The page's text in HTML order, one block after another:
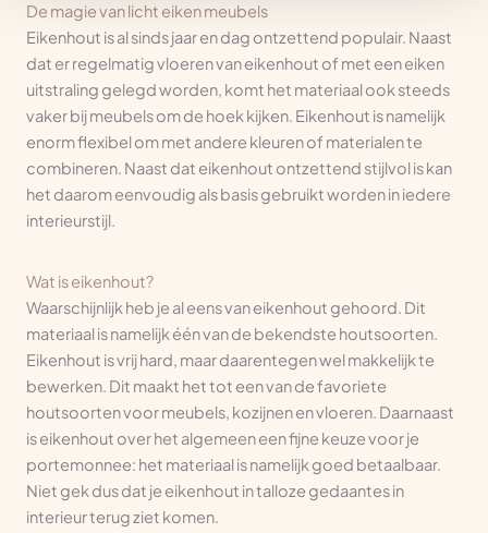
De magie van licht eiken meubels
Eikenhout is al sinds jaar en dag ontzettend populair. Naast
dat er regelmatig vloeren van eikenhout of met een eiken
uitstraling gelegd worden, komt het materiaal ook steeds
vaker bij meubels om de hoek kijken. Eikenhout is namelijk
enorm flexibel om met andere kleuren of materialen te
combineren. Naast dat eikenhout ontzettend stijlvol is kan
het daarom eenvoudig als basis gebruikt worden in iedere
interieurstijl.
Wat is eikenhout?
Waarschijnlijk heb je al eens van eikenhout gehoord. Dit
materiaal is namelijk één van de bekendste houtsoorten.
Eikenhout is vrij hard, maar daarentegen wel makkelijk te
bewerken. Dit maakt het tot een van de favoriete
houtsoorten voor meubels, kozijnen en vloeren. Daarnaast
is eikenhout over het algemeen een fijne keuze voor je
portemonnee: het materiaal is namelijk goed betaalbaar.
Niet gek dus dat je eikenhout in talloze gedaantes in
interieur terug ziet komen.